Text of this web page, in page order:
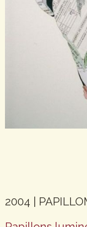
2004 |